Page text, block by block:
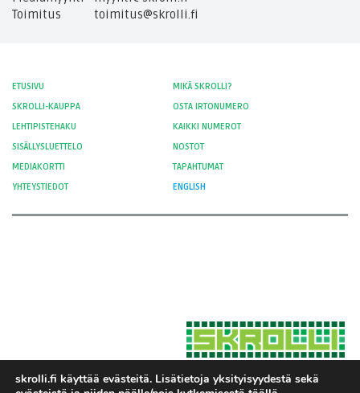
Toimitus
toimitus@skrolli.fi
ETUSIVU
MIKÄ SKROLLI?
SKROLLI-KAUPPA
OSTA IRTONUMERO
LEHTIPISTEHAKU
KAIKKI NUMEROT
SISÄLLYSLUETTELO
NOSTOT
MEDIAKORTTI
TAPAHTUMAT
YHTEYSTIEDOT
ENGLISH
skrolli.fi käyttää evästeitä. Lisätietoja yksityisyydestä sekä